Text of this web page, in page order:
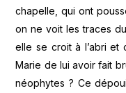
chapelle, qui ont
on ne voit les traces
elle se croit à l’abri et
Marie de lui avoir fait
néophytes ? Ce